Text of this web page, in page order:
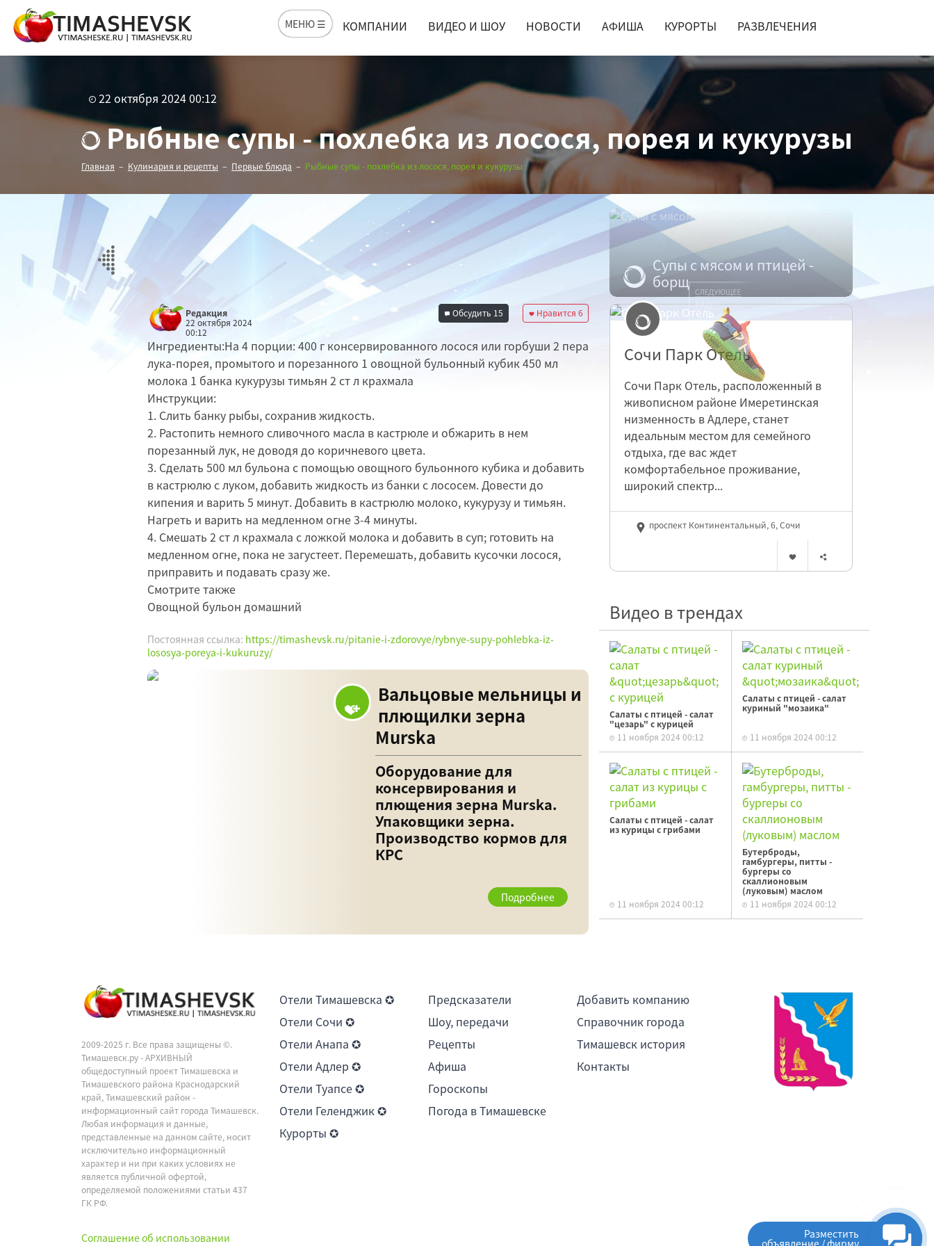
МЕНЮ ☰ КОМПАНИИ ВИДЕО И ШОУ НОВОСТИ АФИША КУРОРТЫ РАЗВЛЕЧЕНИЯ
22 октября 2024 00:12
Рыбные супы - похлебка из лосося, порея и кукурузы
Главная Кулинария и рецепты Первые блюда Рыбные супы - похлебка из лосося, порея и кукурузы
Супы с мясом и птицей -
борщ
Редакция
22 октября 2024
00:12
Нравится 6
Обсудить 15
Ингредиенты:На 4 порции: 400 г консервированного лосося или горбуши 2 пера
лука-порея, промытого и порезанного 1 овощной бульонный кубик 450 мл
молока 1 банка кукурузы тимьян 2 ст л крахмала
Инструкции:
1. Слить банку рыбы, сохранив жидкость.
2. Растопить немного сливочного масла в кастрюле и обжарить в нем
порезанный лук, не доводя до коричневого цвета.
3. Сделать 500 мл бульона с помощью овощного бульонного кубика и добавить
в кастрюлю с луком, добавить жидкость из банки с лососем. Довести до
кипения и варить 5 минут. Добавить в кастрюлю молоко, кукурузу и тимьян.
Нагреть и варить на медленном огне 3-4 минуты.
4. Смешать 2 ст л крахмала с ложкой молока и добавить в суп; готовить на
медленном огне, пока не загустеет. Перемешать, добавить кусочки лосося,
приправить и подавать сразу же.
Смотрите также
Овощной бульон домашний
Постоянная ссылка: https://timashevsk.ru/pitanie-i-zdorovye/rybnye-supy-pohlebka-iz-
lososya-poreya-i-kukuruzy/
Вальцовые мельницы и
плющилки зерна
Murska
Оборудование для
консервирования и
плющения зерна Murska.
Упаковщики зерна.
Производство кормов для
КРС
Подробнее
Сочи Парк Отель
Сочи Парк Отель, расположенный в
живописном районе Имеретинская
низменность в Адлере, станет
идеальным местом для семейного
отдыха, где вас ждет
комфортабельное проживание,
широкий спектр...
проспект Континентальный, 6, Сочи
Видео в трендах
Салаты с птицей - салат
"цезарь" с курицей
11 ноября 2024 00:12
Салаты с птицей - салат
куриный "мозаика"
11 ноября 2024 00:12
Салаты с птицей - салат
из курицы с грибами
11 ноября 2024 00:12
Бутерброды,
гамбургеры, питты -
бургеры со
скаллионовым
(луковым) маслом
11 ноября 2024 00:12
2009-2025 г. Все права защищены ©.
Тимашевск.ру - АРХИВНЫЙ
общедоступный проект Тимашевска и
Тимашевского района Краснодарский
край, Тимашевский район -
информационный сайт города Тимашевск.
Любая информация и данные,
представленные на данном сайте, носит
исключительно информационный
характер и ни при каких условиях не
является публичной офертой,
определяемой положениями статьи 437
ГК РФ.
Соглашение об использовании
Отели Тимашевска ✪
Отели Сочи ✪
Отели Анапа ✪
Отели Адлер ✪
Отели Туапсе ✪
Отели Геленджик ✪
Курорты ✪
Предсказатели
Шоу, передачи
Рецепты
Афиша
Гороскопы
Погода в Тимашевске
Добавить компанию
Справочник города
Тимашевск история
Контакты
Разместить
объявление / фирму